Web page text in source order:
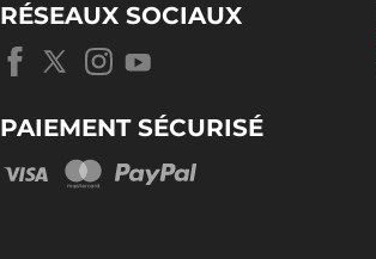
RÉSEAUX SOCIAUX
PAIEMENT SÉCURISÉ